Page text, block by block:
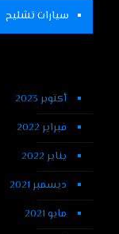
سيارات تشليح
أكتوبر 2023
فبراير 2022
يناير 2022
ديسمبر 2021
مايو 2021